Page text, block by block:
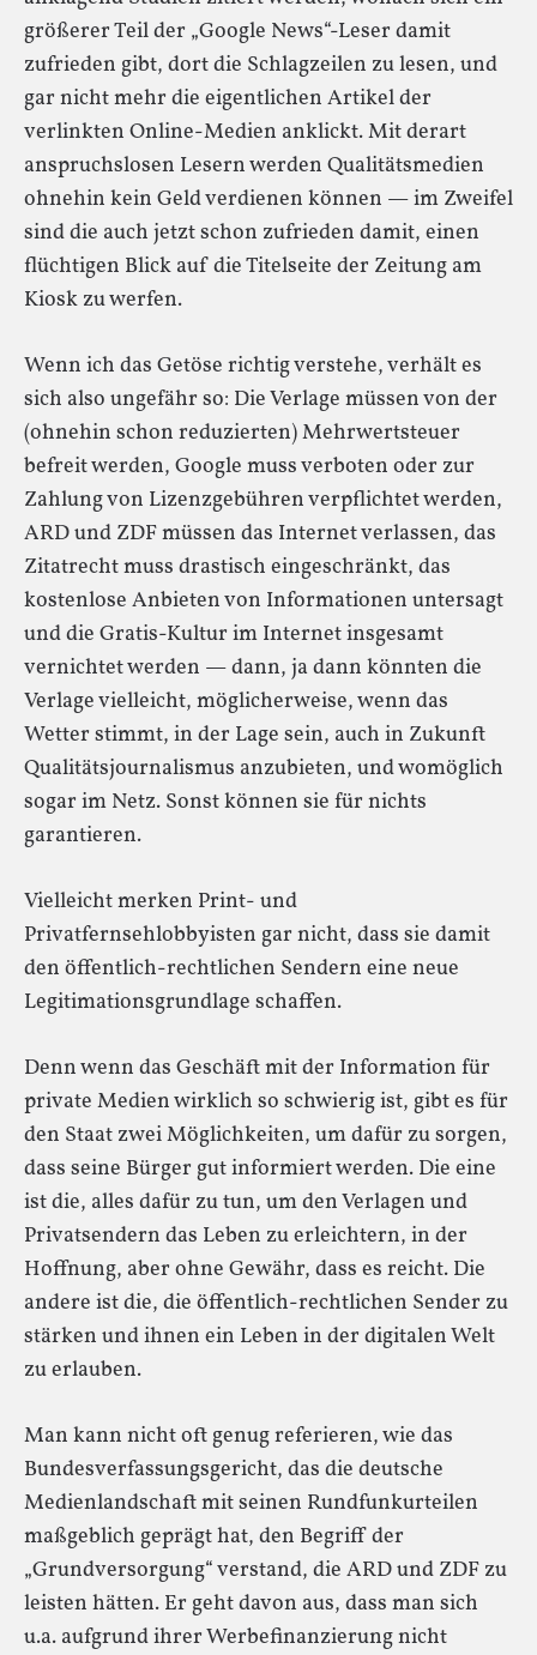
größerer Teil der „Google News“-Leser damit
zufrieden gibt, dort die Schlagzeilen zu lesen, und
gar nicht mehr die eigentlichen Artikel der
verlinkten Online-Medien anklickt. Mit derart
anspruchslosen Lesern werden Qualitätsmedien
ohnehin kein Geld verdienen können — im Zweifel
sind die auch jetzt schon zufrieden damit, einen
flüchtigen Blick auf die Titelseite der Zeitung am
Kiosk zu werfen.
Wenn ich das Getöse richtig verstehe, verhält es
sich also ungefähr so: Die Verlage müssen von der
(ohnehin schon reduzierten) Mehrwertsteuer
befreit werden, Google muss verboten oder zur
Zahlung von Lizenzgebühren verpflichtet werden,
ARD und ZDF müssen das Internet verlassen, das
Zitatrecht muss drastisch eingeschränkt, das
kostenlose Anbieten von Informationen untersagt
und die Gratis-Kultur im Internet insgesamt
vernichtet werden — dann, ja dann könnten die
Verlage vielleicht, möglicherweise, wenn das
Wetter stimmt, in der Lage sein, auch in Zukunft
Qualitätsjournalismus anzubieten, und womöglich
sogar im Netz. Sonst können sie für nichts
garantieren.
Vielleicht merken Print- und
Privatfernsehlobbyisten gar nicht, dass sie damit
den öffentlich-rechtlichen Sendern eine neue
Legitimationsgrundlage schaffen.
Denn wenn das Geschäft mit der Information für
private Medien wirklich so schwierig ist, gibt es für
den Staat zwei Möglichkeiten, um dafür zu sorgen,
dass seine Bürger gut informiert werden. Die eine
ist die, alles dafür zu tun, um den Verlagen und
Privatsendern das Leben zu erleichtern, in der
Hoffnung, aber ohne Gewähr, dass es reicht. Die
andere ist die, die öffentlich-rechtlichen Sender zu
stärken und ihnen ein Leben in der digitalen Welt
zu erlauben.
Man kann nicht oft genug referieren, wie das
Bundesverfassungsgericht, das die deutsche
Medienlandschaft mit seinen Rundfunkurteilen
maßgeblich geprägt hat, den Begriff der
„Grundversorgung“ verstand, die ARD und ZDF zu
leisten hätten. Er geht davon aus, dass man sich
u.a. aufgrund ihrer Werbefinanzierung nicht